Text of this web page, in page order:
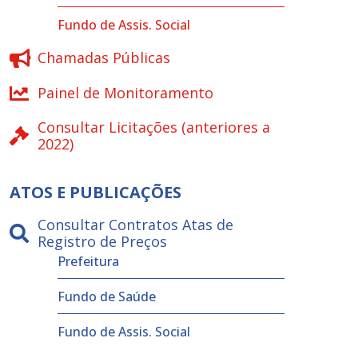
Fundo de Assis. Social
Chamadas Públicas
Painel de Monitoramento
Consultar Licitações (anteriores a
2022)
ATOS E PUBLICAÇÕES
Consultar Contratos Atas de
Registro de Preços
Prefeitura
Fundo de Saúde
Fundo de Assis. Social